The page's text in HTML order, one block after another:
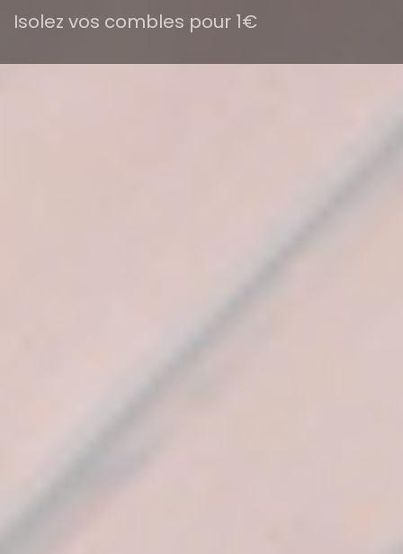
Isolez vos combles pour 1€